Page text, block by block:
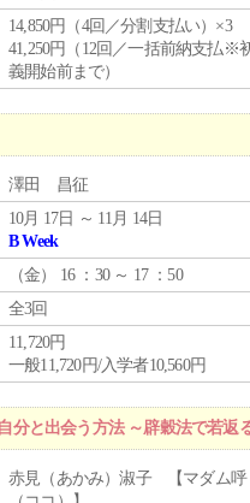
14,850円（4回／分割支払い）×3
41,250円（12回／一括前納支払※
義開始前まで）
澤田 昌征
10月 17日 ～ 11月 14日
B Week
（金） 16 ：30 ～ 17 ：50
全3回
11,720円
一般11,720円/入学者10,560円
分と出会う方法 ～辟穀法で若返
赤見（あかみ）淑子 【マダム呼